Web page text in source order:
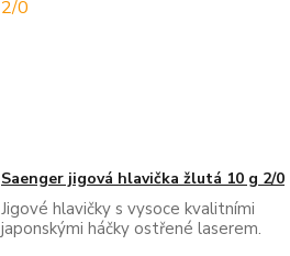
Saenger jigová hlavička žlutá 10 g 2/0
Jigové hlavičky s vysoce kvalitními
japonskými háčky ostřené laserem.